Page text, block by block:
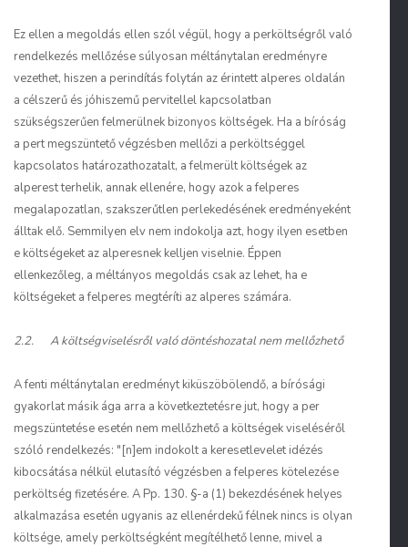
Ez ellen a megoldás ellen szól végül, hogy a perköltségről való
rendelkezés mellőzése súlyosan méltánytalan eredményre
vezethet, hiszen a perindítás folytán az érintett alperes oldalán
a célszerű és jóhiszemű pervitellel kapcsolatban
szükségszerűen felmerülnek bizonyos költségek. Ha a bíróság
a pert megszüntető végzésben mellőzi a perköltséggel
kapcsolatos határozathozatalt, a felmerült költségek az
alperest terhelik, annak ellenére, hogy azok a felperes
megalapozatlan, szakszerűtlen perlekedésének eredményeként
álltak elő. Semmilyen elv nem indokolja azt, hogy ilyen esetben
e költségeket az alperesnek kelljen viselnie. Éppen
ellenkezőleg, a méltányos megoldás csak az lehet, ha e
költségeket a felperes megtéríti az alperes számára.
2.2. A költségviselésről való döntéshozatal nem mellőzhető
A fenti méltánytalan eredményt kiküszöbölendő, a bírósági
gyakorlat másik ága arra a következtetésre jut, hogy a per
megszüntetése esetén nem mellőzhető a költségek viseléséről
szóló rendelkezés: "[n]em indokolt a keresetlevelet idézés
kibocsátása nélkül elutasító végzésben a felperes kötelezése
perköltség fizetésére. A Pp. 130. §-a (1) bekezdésének helyes
alkalmazása esetén ugyanis az ellenérdekű félnek nincs is olyan
költsége, amely perköltségként megítélhető lenne, mivel a